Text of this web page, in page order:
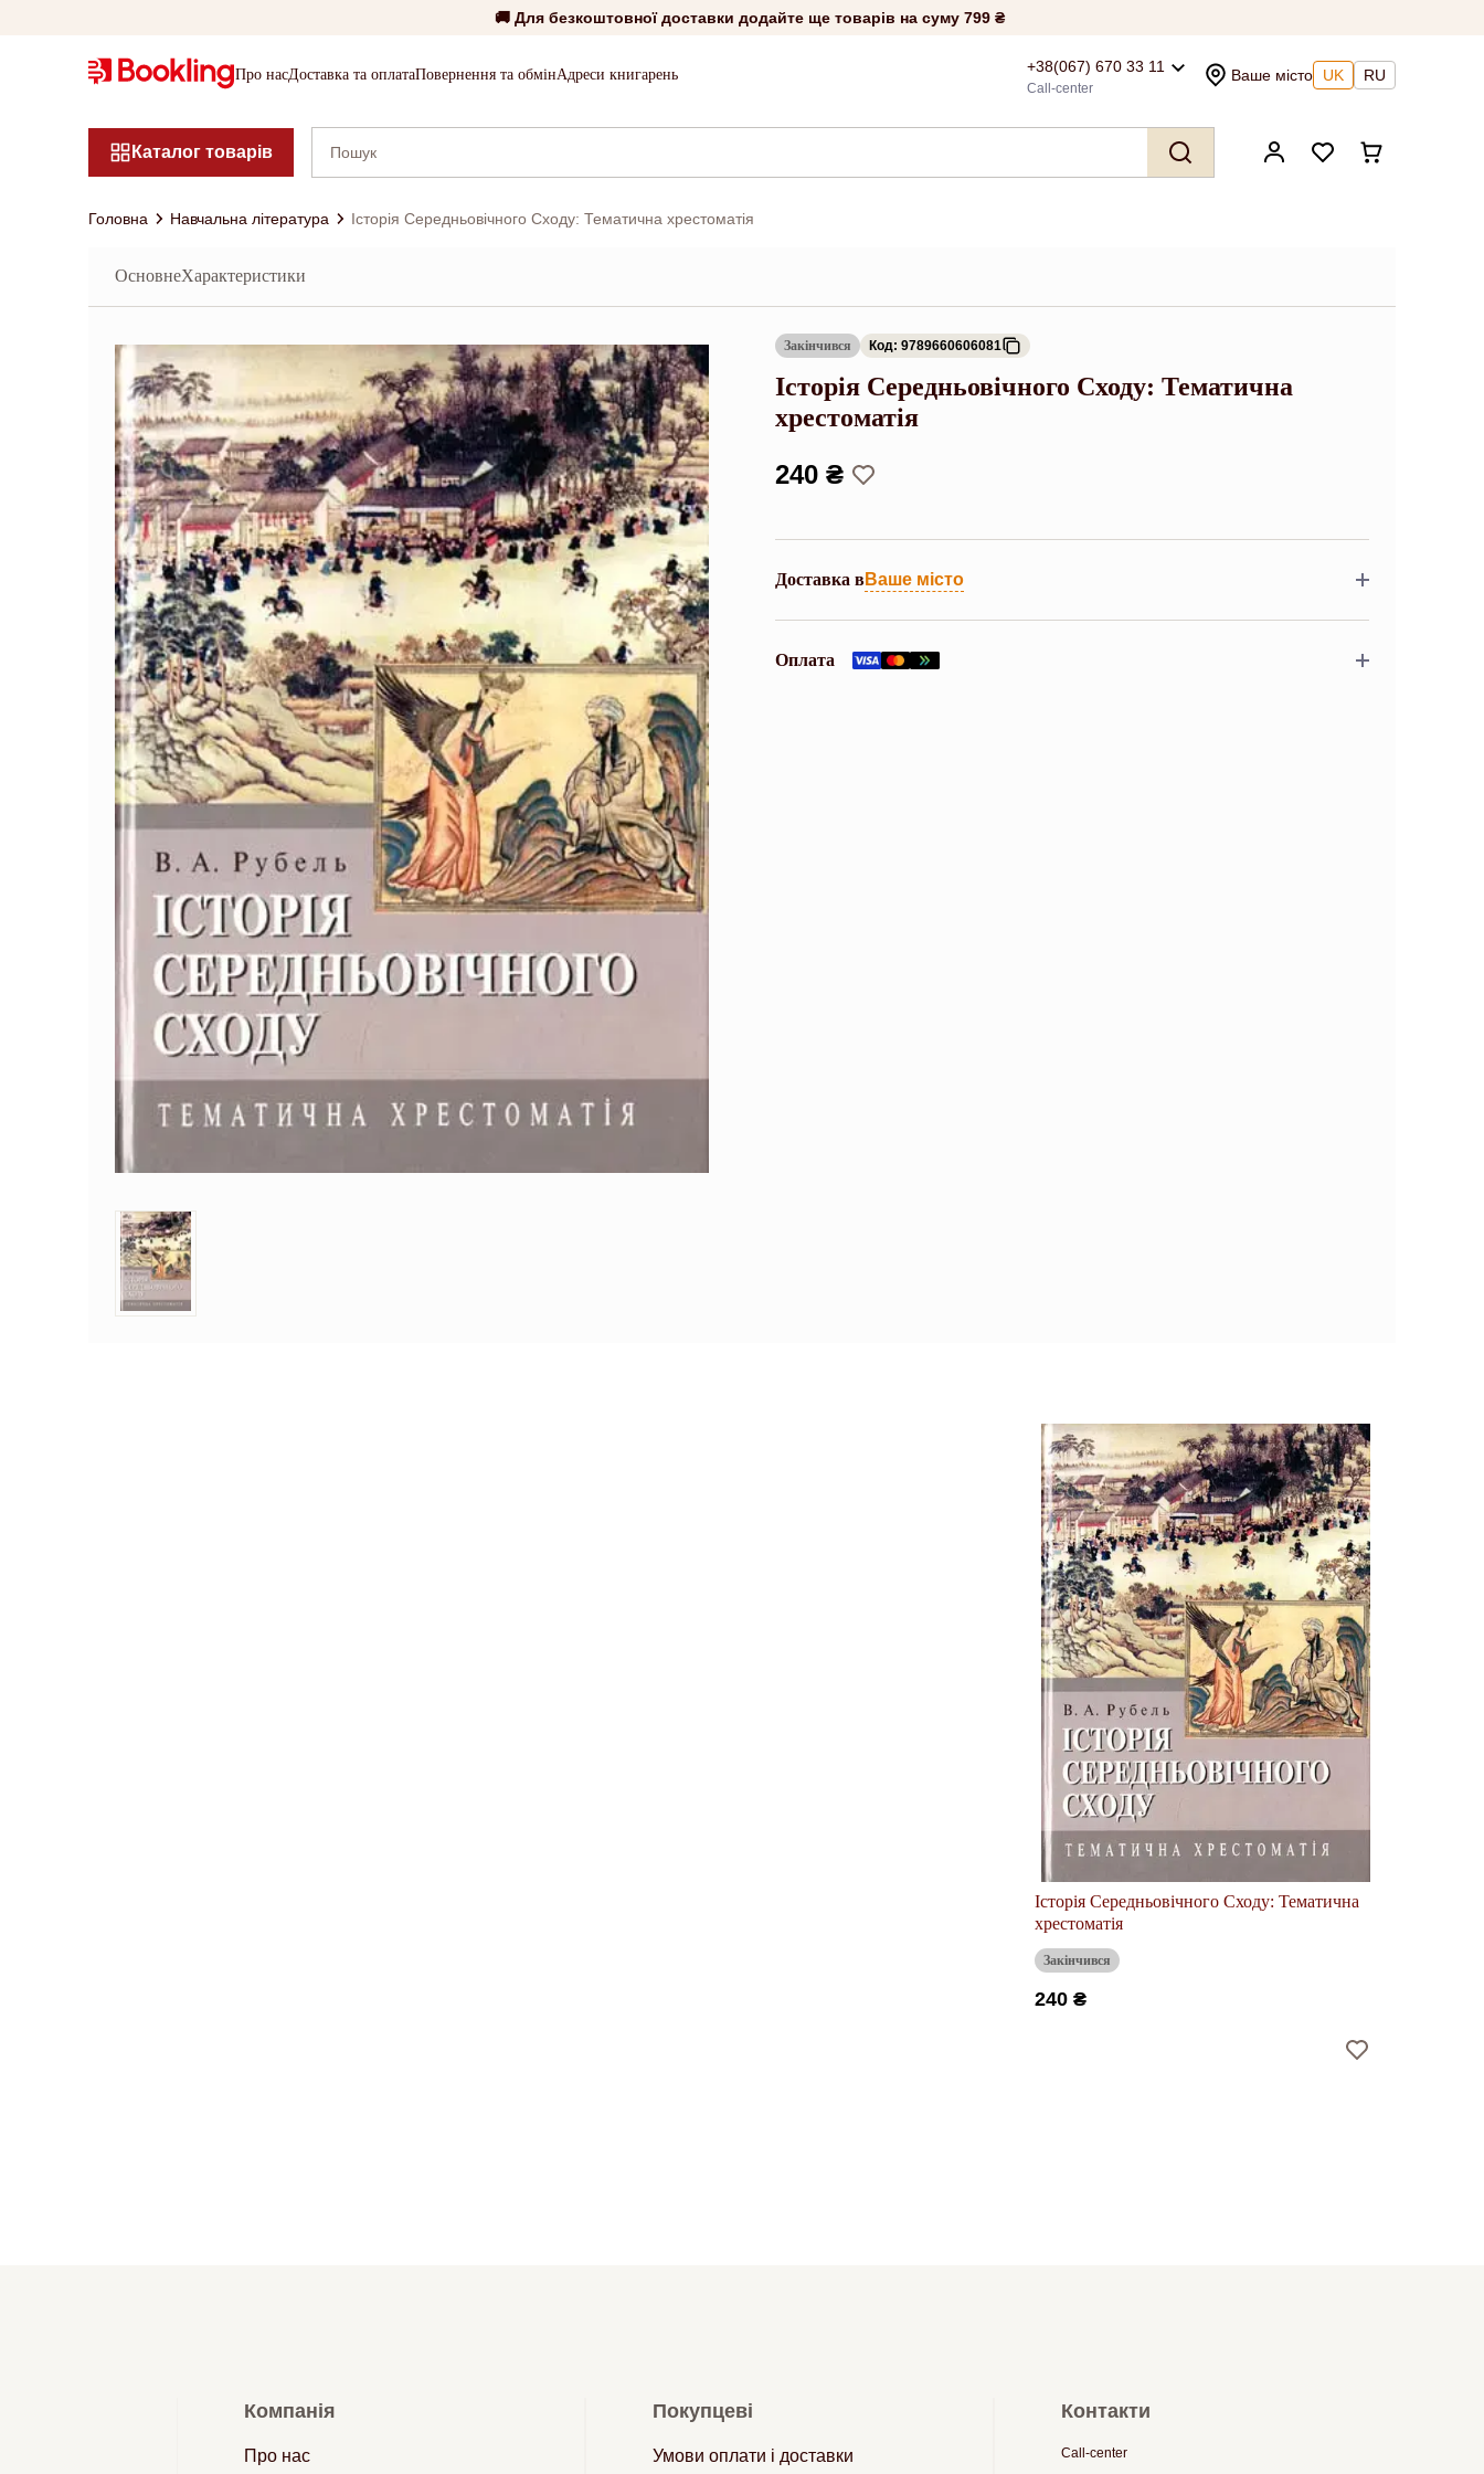
🚚 Для безкоштовної доставки додайте ще товарів на суму 799 ₴
Про насДоставка та оплатаПовернення та обмінАдреси книгарень +38(067) 670 33 11
Call-center
Ваше місто UK RU
Каталог товарів
Головна Навчальна література Історія Середньовічного Сходу: Тематична хрестоматія
ОсновнеХарактеристики
Закінчився Код: 9789660606081
Історія Середньовічного Сходу: Тематична
хрестоматія
240 ₴
Доставка вВаше місто
Оплата
Історія Середньовічного Сходу: Тематична
хрестоматія
Закінчився
240 ₴
Компанія
Про нас
Покупцеві
Умови оплати і доставки
Контакти
Call-center